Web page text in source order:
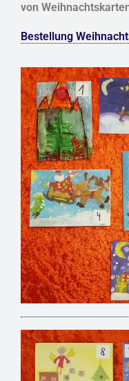
von
Bestellung